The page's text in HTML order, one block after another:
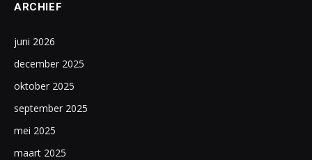
ARCHIEF
juni 2026
december 2025
oktober 2025
september 2025
mei 2025
maart 2025